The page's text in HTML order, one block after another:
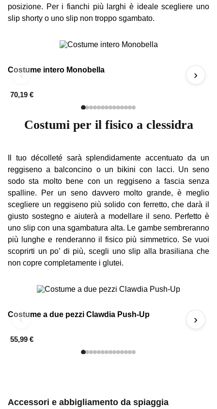
posizione. Per i fianchi più larghi è ideale scegliere uno
slip shorty o uno slip non troppo sgambato.
‹
Costume intero Monobella
70,19 €
›
Costumi per il fisico a clessidra
Il tuo décolleté sarà splendidamente accentuato da un
reggiseno a balconcino o un bikini con lacci. Un seno
sodo sta molto bene con un reggiseno a fascia senza
spalline. Per un seno davvero molto grande, è meglio
scegliere un reggiseno più solido con ferretto, che darà il
giusto sostegno e aiuterà a modellare il seno. Perfetto è
uno slip con una sgambatura alta. Le gambe sembreranno
più lunghe e renderanno il fisico più simmetrico. Se vuoi
scoprirti un po’ di più, scegli uno slip alla brasiliana che
non copre completamente i glutei.
‹
Costume a due pezzi Clawdia Push-Up
55,99 €
›
Accessori e abbigliamento da spiaggia